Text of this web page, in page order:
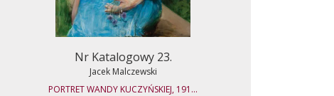
Nr Katalogowy 23.
Jacek Malczewski
PORTRET WANDY KUCZYŃSKIEJ, 191...